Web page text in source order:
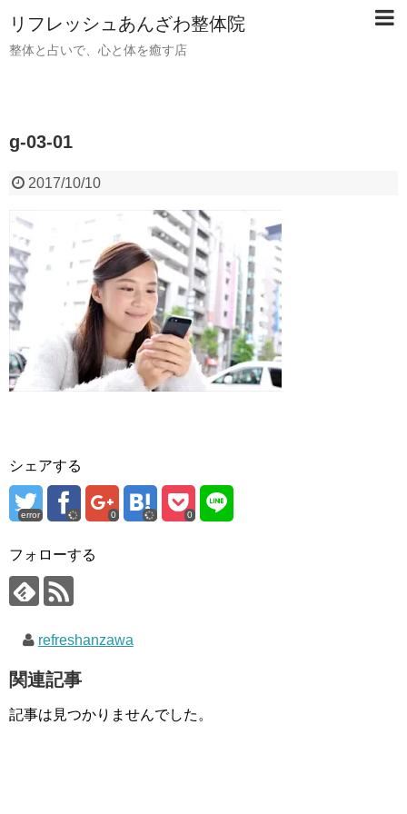
リフレッシュあんざわ整体院
整体と占いで、心と体を癒す店
g-03-01
2017/10/10
シェアする
error 0 0
フォローする
refreshanzawa
関連記事
記事は見つかりませんでした。